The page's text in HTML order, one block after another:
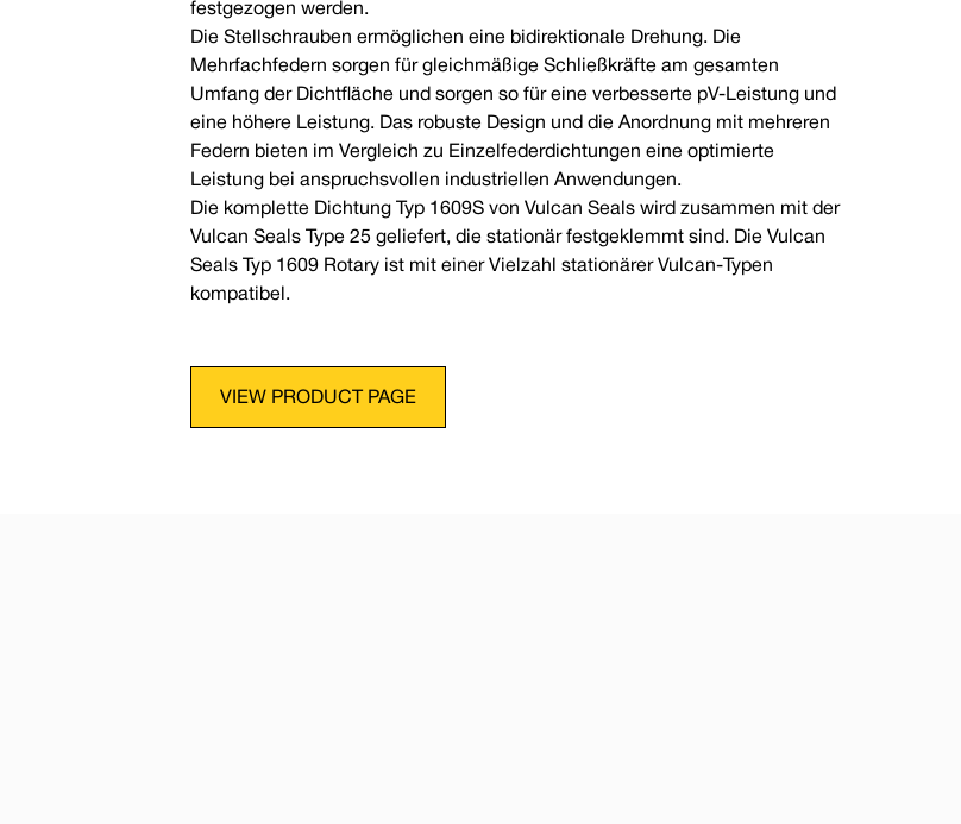
festgezogen werden.
Die Stellschrauben ermöglichen eine bidirektionale Drehung. Die
Mehrfachfedern sorgen für gleichmäßige Schließkräfte am gesamten
Umfang der Dichtfläche und sorgen so für eine verbesserte pV-Leistung und
eine höhere Leistung. Das robuste Design und die Anordnung mit mehreren
Federn bieten im Vergleich zu Einzelfederdichtungen eine optimierte
Leistung bei anspruchsvollen industriellen Anwendungen.
Die komplette Dichtung Typ 1609S von Vulcan Seals wird zusammen mit der
Vulcan Seals Type 25 geliefert, die stationär festgeklemmt sind. Die Vulcan
Seals Typ 1609 Rotary ist mit einer Vielzahl stationärer Vulcan-Typen
kompatibel.
VIEW PRODUCT PAGE